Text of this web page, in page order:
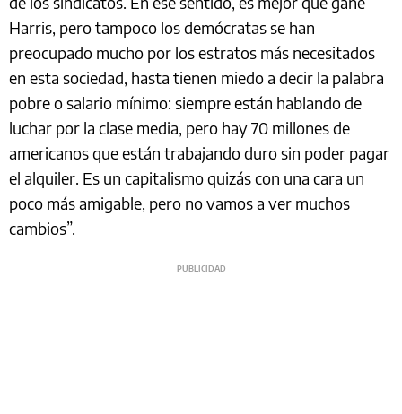
Harris, pero tampoco los demócratas se han
preocupado mucho por los estratos más necesitados
en esta sociedad, hasta tienen miedo a decir la palabra
pobre o salario mínimo: siempre están hablando de
luchar por la clase media, pero hay 70 millones de
americanos que están trabajando duro sin poder pagar
el alquiler. Es un capitalismo quizás con una cara un
poco más amigable, pero no vamos a ver muchos
cambios”.